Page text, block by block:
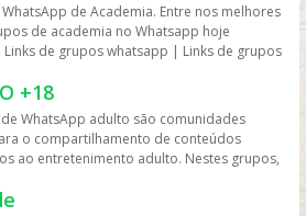
de Academia. Entre nos melhores
de academia no Whatsapp hoje
Links de grupos whatsapp | Links de grupos
– Link Grupo Whatsapp. Só os melhores
do Whatsapp entre agora porque os
expirar. Mas antes compartilhe os grupos
Conheça os grupos na rede sociais
converse com pessoas porque é tudo de
com pessoas do brasil inteiro e também
Em grupos de whatsapp, entre em
+18
WhatsApp adulto são comunidades
o compartilhamento de conteúdos
ao entretenimento adulto. Nestes grupos,
como sensualidade, relacionamento e